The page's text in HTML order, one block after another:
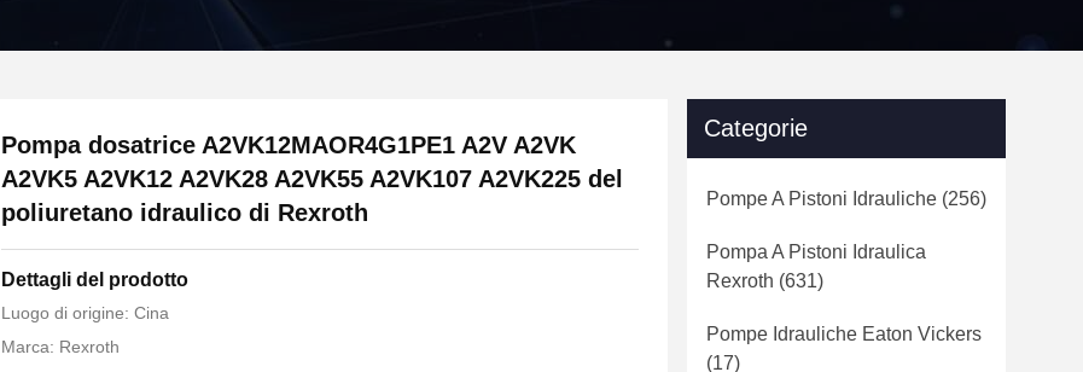
Pompa dosatrice A2VK12MAOR4G1PE1 A2V A2VK
A2VK5 A2VK12 A2VK28 A2VK55 A2VK107 A2VK225 del
poliuretano idraulico di Rexroth
Dettagli del prodotto
Luogo di origine: Cina
Marca: Rexroth
Categorie
Pompe A Pistoni Idrauliche (256)
Pompa A Pistoni Idraulica
Rexroth (631)
Pompe Idrauliche Eaton Vickers
(17)